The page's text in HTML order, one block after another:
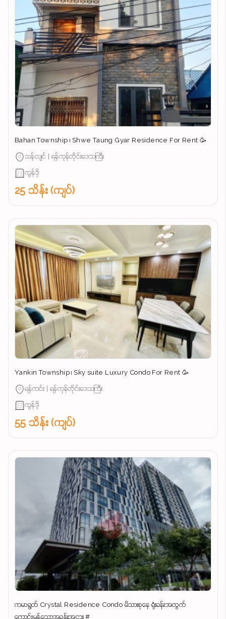
Bahan Township ၊ Shwe Taung Gyar Residence For Rent 🥳
သန်လျင် | ရန်ကုန်တိုင်းဒေသကြီး
ကွန်ဒို
25 သိန်း (ကျပ်)
Yankin Township ၊ Sky suite Luxury Condo For Rent 🥳
ရန်ကင်း | ရန်ကုန်တိုင်းဒေသကြီး
ကွန်ဒို
55 သိန်း (ကျပ်)
ကမာရွတ် Crystal Residence Condo မိသားစုနေ ရုံးခန်းအတွက်
ကောင်းမွန်သောအခန်းအငှား #